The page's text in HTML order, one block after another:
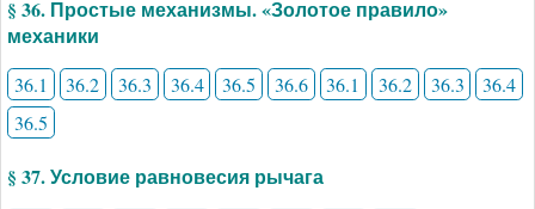
§ 36. Простые механизмы. «Золотое правило»
механики
36.1 36.2 36.3 36.4 36.5 36.6 36.1 36.2 36.3
36.4
36.5
§ 37. Условие равновесия рычага